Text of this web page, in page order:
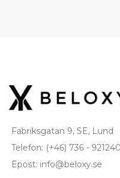
Fabriksgatan 9, SE, Lund
Telefon: (+46) 736 - 921240
Epost: info@beloxy.se